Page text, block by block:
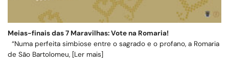
Meias-finais das 7 Maravilhas: Vote na Romaria!
“Numa perfeita simbiose entre o sagrado e o profano, a Romaria
de São Bartolomeu, [Ler mais]